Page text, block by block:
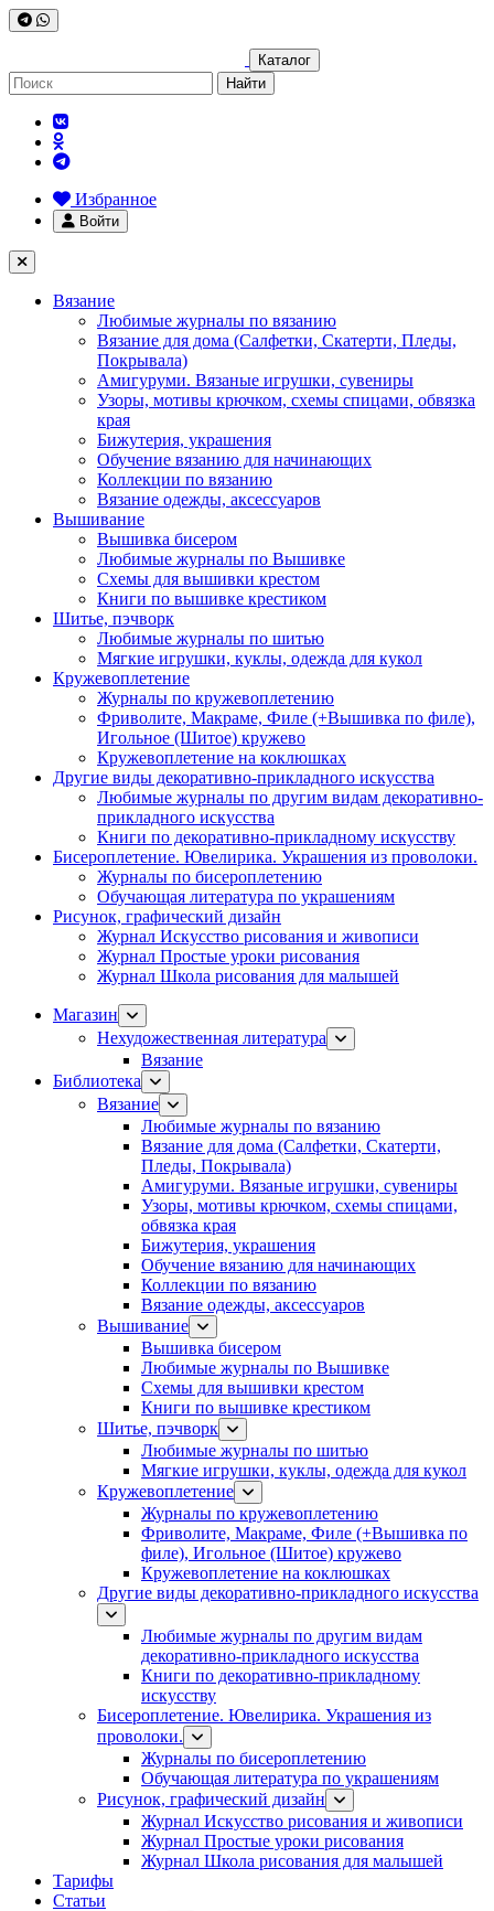
Каталог
Найти
Избранное
Войти
Вязание
Любимые журналы по вязанию
Вязание для дома (Салфетки, Скатерти, Пледы,
Покрывала)
Амигуруми. Вязаные игрушки, сувениры
Узоры, мотивы крючком, схемы спицами, обвязка
края
Бижутерия, украшения
Обучение вязанию для начинающих
Коллекции по вязанию
Вязание одежды, аксессуаров
Вышивание
Вышивка бисером
Любимые журналы по Вышивке
Схемы для вышивки крестом
Книги по вышивке крестиком
Шитье, пэчворк
Любимые журналы по шитью
Мягкие игрушки, куклы, одежда для кукол
Кружевоплетение
Журналы по кружевоплетению
Фриволите, Макраме, Филе (+Вышивка по филе),
Игольное (Шитое) кружево
Кружевоплетение на коклюшках
Другие виды декоративно-прикладного искусства
Любимые журналы по другим видам декоративно-
прикладного искусства
Книги по декоративно-прикладному искусству
Бисероплетение. Ювелирика. Украшения из проволоки.
Журналы по бисероплетению
Обучающая литература по украшениям
Рисунок, графический дизайн
Журнал Искусство рисования и живописи
Журнал Простые уроки рисования
Журнал Школа рисования для малышей
Магазин
Нехудожественная литература
Вязание
Библиотека
Вязание
Любимые журналы по вязанию
Вязание для дома (Салфетки, Скатерти,
Пледы, Покрывала)
Амигуруми. Вязаные игрушки, сувениры
Узоры, мотивы крючком, схемы спицами,
обвязка края
Бижутерия, украшения
Обучение вязанию для начинающих
Коллекции по вязанию
Вязание одежды, аксессуаров
Вышивание
Вышивка бисером
Любимые журналы по Вышивке
Схемы для вышивки крестом
Книги по вышивке крестиком
Шитье, пэчворк
Любимые журналы по шитью
Мягкие игрушки, куклы, одежда для кукол
Кружевоплетение
Журналы по кружевоплетению
Фриволите, Макраме, Филе (+Вышивка по
филе), Игольное (Шитое) кружево
Кружевоплетение на коклюшках
Другие виды декоративно-прикладного искусства
Любимые журналы по другим видам
декоративно-прикладного искусства
Книги по декоративно-прикладному
искусству
Бисероплетение. Ювелирика. Украшения из
проволоки.
Журналы по бисероплетению
Обучающая литература по украшениям
Рисунок, графический дизайн
Журнал Искусство рисования и живописи
Журнал Простые уроки рисования
Журнал Школа рисования для малышей
Тарифы
Статьи